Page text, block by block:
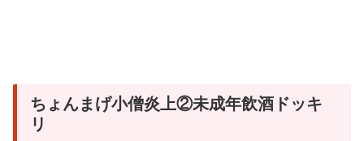
ちょんまげ小僧炎上②未成年飲酒ドッキ
リ